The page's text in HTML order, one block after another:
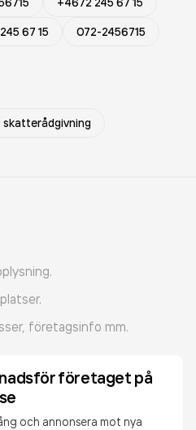
67 15 072-2456715
företagsinfo mm.
företaget på
och annonsera mot nya